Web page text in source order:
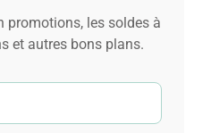
promotions, les soldes à
et autres bons plans.